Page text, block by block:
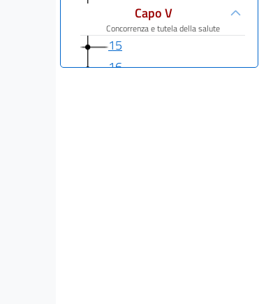
Capo V
Concorrenza e tutela della salute
15
16